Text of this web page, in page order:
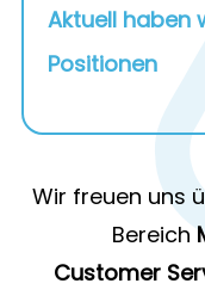
Aktuell haben
Positionen
Wir freuen uns
Bereich
Customer